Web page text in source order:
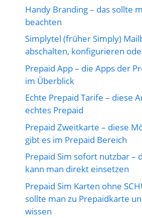
Handy Branding – das sollte
beachten
Simplytel (früher Simply)
abschalten, konfigurieren
Prepaid App – die Apps der
im Überblick
Echte Prepaid Tarife – diese
echtes Prepaid
Prepaid Zweitkarte – diese
gibt es im Prepaid Bereich
Prepaid Sim sofort nutzbar –
kann man direkt einsetzen
Prepaid Sim Karten ohne
sollte man zu Prepaidkarte
wissen